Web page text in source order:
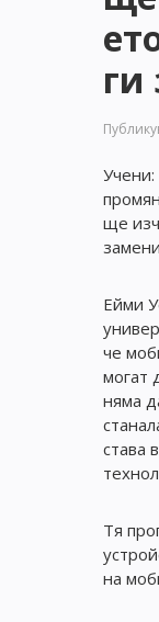
ги
Учени:
ще
замени
Ейми
че
могат
няма
става
Тя
на